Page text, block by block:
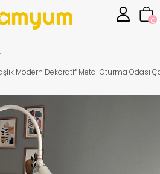
0
Modern Dekoratif Metal Oturma Odası